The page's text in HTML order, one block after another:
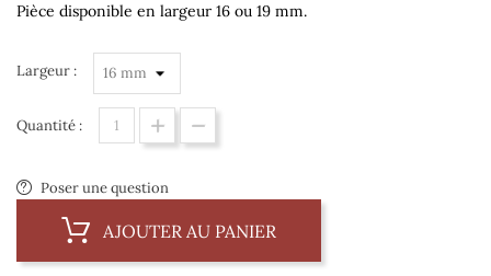
Pièce disponible en largeur 16 ou 19 mm.
Largeur :
Quantité :
Poser une question
AJOUTER AU PANIER